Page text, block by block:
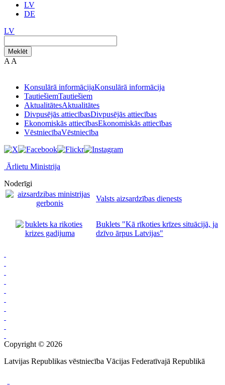
LV
DE
LV
Meklēt
A A
Konsulārā informācijaKonsulārā informācija
TautiešiemTautiešiem
AktualitātesAktualitātes
Divpusējās attiecībasDivpusējās attiecības
Ekonomiskās attiecībasEkonomiskās attiecības
VēstniecībaVēstniecība
Ārlietu Ministrija
Noderīgi
Valsts aizsardzības dienests
Buklets "Kā rīkoties krīzes situācijā, ja
dzīvo ārpus Latvijas"
Copyright © 2026
Latvijas Republikas vēstniecība Vācijas Federatīvajā Republikā